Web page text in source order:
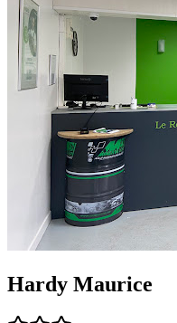
Hardy Maurice